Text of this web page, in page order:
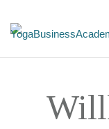
content